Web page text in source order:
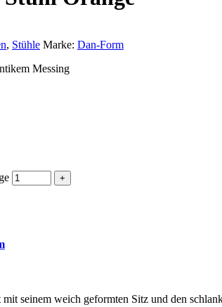
, Stühle Marke: Dan-Form
Messing
+
seinem weich geformten Sitz und den